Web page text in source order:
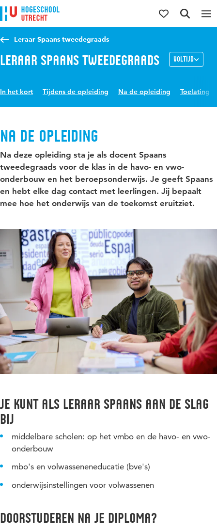
Direct naar de inhoud
Direct naar de hoofdnavigatie
Direct naar de zoekfunctie
Leraar Spaans tweedegraads
Leraar Spaans tweedegraads Voltijd
In het kort Tijdens de opleiding Na de opleiding Toelating
Na de opleiding
Na deze opleiding sta je als docent Spaans
tweedegraads voor de klas in de havo- en vwo-
onderbouw en het beroepsonderwijs. Je geeft Spaans
en hebt elke dag contact met leerlingen. Jij bepaalt
mee hoe het onderwijs van de toekomst eruitziet.
Je kunt Als leraar spaans aan de slag
bij
middelbare scholen: op het vmbo en de havo- en vwo-
onderbouw
mbo's en volwasseneneducatie (bve's)
onderwijsinstellingen voor volwassenen
Doorstuderen na je diploma?